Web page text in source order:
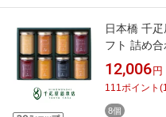
日本橋 千
フト 詰め
い お中元
ゼント
12,006 円
111ポイント (
8個